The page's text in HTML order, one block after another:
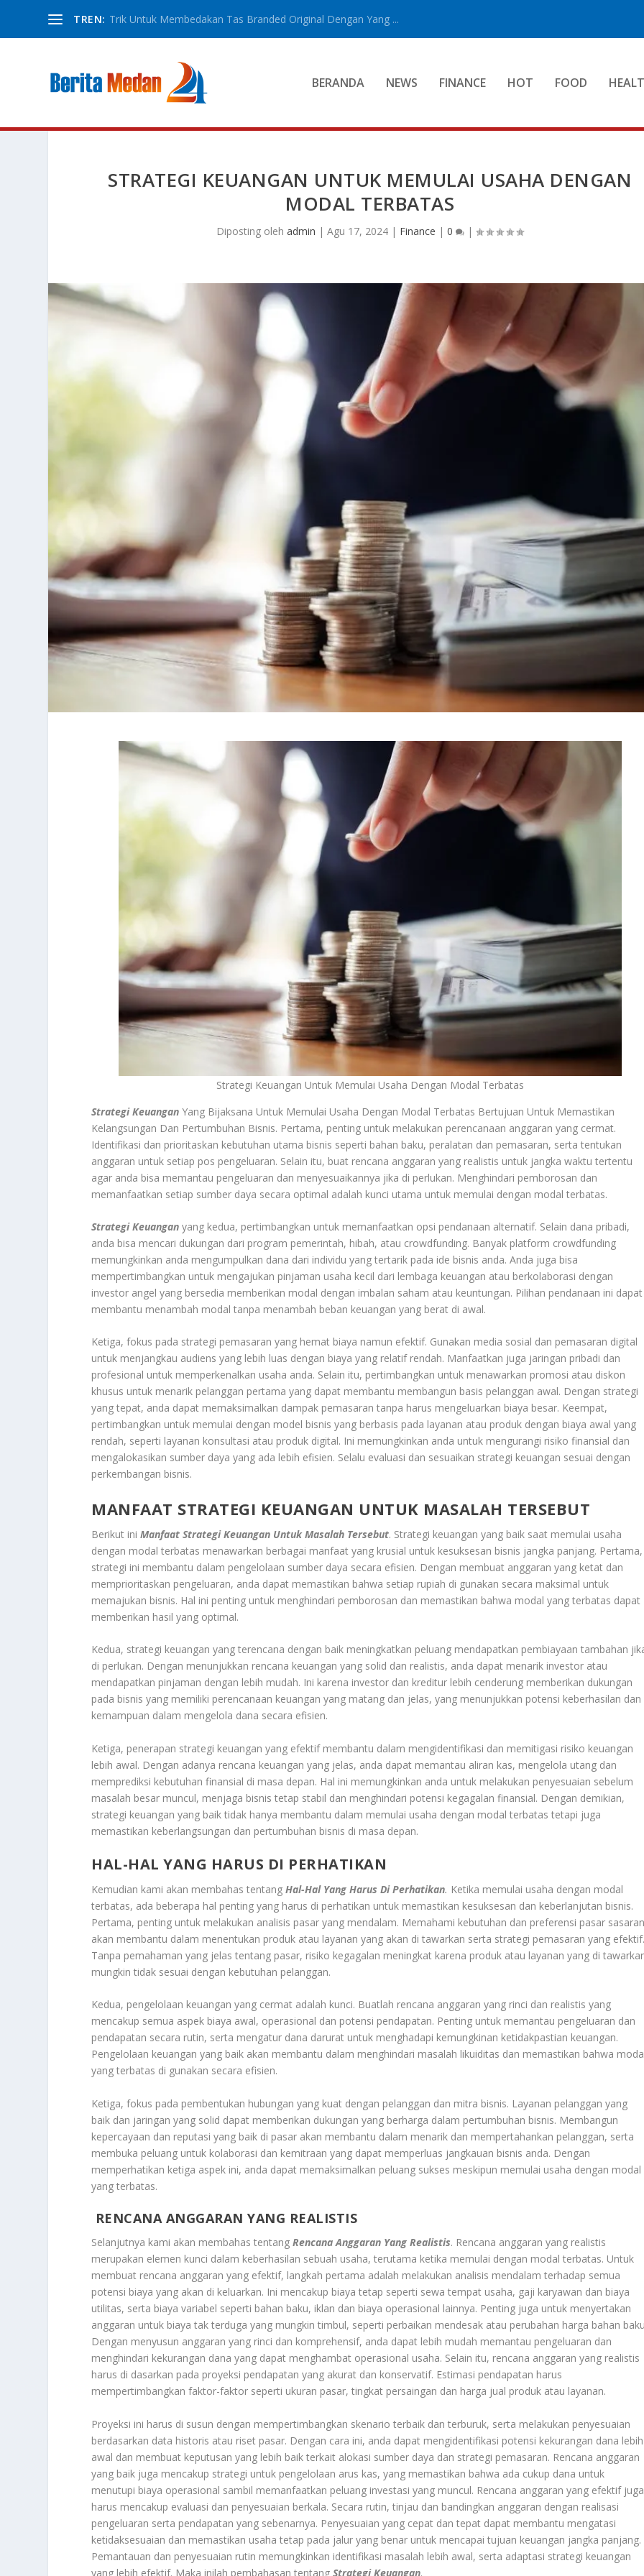
TREN: Trik Untuk Membedakan Tas Branded Original Dengan Yang ...
BERANDA NEWS FINANCE HOT FOOD
STRATEGI KEUANGAN UNTUK MEMULAI USAHA DENGAN
MODAL TERBATAS
Diposting olehadmin |Agu 17, 2024 | Finance |0 |
Strategi Keuangan Untuk Memulai Usaha Dengan Modal Terbatas
Strategi Keuangan Yang Bijaksana Untuk Memulai Usaha Dengan Modal Terbatas Bertujuan Untuk Memastikan
Kelangsungan Dan Pertumbuhan Bisnis. Pertama, penting untuk melakukan perencanaan anggaran yang cermat.
Identifikasi dan prioritaskan kebutuhan utama bisnis seperti bahan baku, peralatan dan pemasaran, serta tentukan
anggaran untuk setiap pos pengeluaran. Selain itu, buat rencana anggaran yang realistis untuk jangka waktu tertentu
agar anda bisa memantau pengeluaran dan menyesuaikannya jika di perlukan. Menghindari pemborosan dan
memanfaatkan setiap sumber daya secara optimal adalah kunci utama untuk memulai dengan modal terbatas.
Strategi Keuangan yang kedua, pertimbangkan untuk memanfaatkan opsi pendanaan alternatif. Selain dana pribadi,
anda bisa mencari dukungan dari program pemerintah, hibah, atau crowdfunding. Banyak platform crowdfunding
memungkinkan anda mengumpulkan dana dari individu yang tertarik pada ide bisnis anda. Anda juga bisa
mempertimbangkan untuk mengajukan pinjaman usaha kecil dari lembaga keuangan atau berkolaborasi dengan
investor angel yang bersedia memberikan modal dengan imbalan saham atau keuntungan. Pilihan pendanaan ini dapat
membantu menambah modal tanpa menambah beban keuangan yang berat di awal.
Ketiga, fokus pada strategi pemasaran yang hemat biaya namun efektif. Gunakan media sosial dan pemasaran digital
untuk menjangkau audiens yang lebih luas dengan biaya yang relatif rendah. Manfaatkan juga jaringan pribadi dan
profesional untuk memperkenalkan usaha anda. Selain itu, pertimbangkan untuk menawarkan promosi atau diskon
khusus untuk menarik pelanggan pertama yang dapat membantu membangun basis pelanggan awal. Dengan strategi
yang tepat, anda dapat memaksimalkan dampak pemasaran tanpa harus mengeluarkan biaya besar. Keempat,
pertimbangkan untuk memulai dengan model bisnis yang berbasis pada layanan atau produk dengan biaya awal yang
rendah, seperti layanan konsultasi atau produk digital. Ini memungkinkan anda untuk mengurangi risiko finansial dan
mengalokasikan sumber daya yang ada lebih efisien. Selalu evaluasi dan sesuaikan strategi keuangan sesuai dengan
perkembangan bisnis.
MANFAAT STRATEGI KEUANGAN UNTUK MASALAH TERSEBUT
Berikut iniManfaat Strategi Keuangan Untuk Masalah Tersebut. Strategi keuangan yang baik saat memulai usaha
dengan modal terbatas menawarkan berbagai manfaat yang krusial untuk kesuksesan bisnis jangka panjang. Pertama,
strategi ini membantu dalam pengelolaan sumber daya secara efisien. Dengan membuat anggaran yang ketat dan
memprioritaskan pengeluaran, anda dapat memastikan bahwa setiap rupiah di gunakan secara maksimal untuk
memajukan bisnis. Hal ini penting untuk menghindari pemborosan dan memastikan bahwa modal yang terbatas dapat
memberikan hasil yang optimal.
Kedua, strategi keuangan yang terencana dengan baik meningkatkan peluang mendapatkan pembiayaan tambahan
di perlukan. Dengan menunjukkan rencana keuangan yang solid dan realistis, anda dapat menarik investor atau
mendapatkan pinjaman dengan lebih mudah. Ini karena investor dan kreditur lebih cenderung memberikan dukungan
pada bisnis yang memiliki perencanaan keuangan yang matang dan jelas, yang menunjukkan potensi keberhasilan dan
kemampuan dalam mengelola dana secara efisien.
Ketiga, penerapan strategi keuangan yang efektif membantu dalam mengidentifikasi dan memitigasi risiko keuangan
lebih awal. Dengan adanya rencana keuangan yang jelas, anda dapat memantau aliran kas, mengelola utang dan
memprediksi kebutuhan finansial di masa depan. Hal ini memungkinkan anda untuk melakukan penyesuaian sebelum
masalah besar muncul, menjaga bisnis tetap stabil dan menghindari potensi kegagalan finansial. Dengan demikian,
strategi keuangan yang baik tidak hanya membantu dalam memulai usaha dengan modal terbatas tetapi juga
memastikan keberlangsungan dan pertumbuhan bisnis di masa depan.
HAL-HAL YANG HARUS DI PERHATIKAN
Kemudian kami akan membahas tentangHal-Hal Yang Harus Di Perhatikan. Ketika memulai usaha dengan modal
terbatas, ada beberapa hal penting yang harus di perhatikan untuk memastikan kesuksesan dan keberlanjutan bisnis.
Pertama, penting untuk melakukan analisis pasar yang mendalam. Memahami kebutuhan dan preferensi pasar
akan membantu dalam menentukan produk atau layanan yang akan di tawarkan serta strategi pemasaran yang
Tanpa pemahaman yang jelas tentang pasar, risiko kegagalan meningkat karena produk atau layanan yang di
mungkin tidak sesuai dengan kebutuhan pelanggan.
Kedua, pengelolaan keuangan yang cermat adalah kunci. Buatlah rencana anggaran yang rinci dan realistis yang
mencakup semua aspek biaya awal, operasional dan potensi pendapatan. Penting untuk memantau pengeluaran dan
pendapatan secara rutin, serta mengatur dana darurat untuk menghadapi kemungkinan ketidakpastian keuangan.
Pengelolaan keuangan yang baik akan membantu dalam menghindari masalah likuiditas dan memastikan bahwa
yang terbatas di gunakan secara efisien.
Ketiga, fokus pada pembentukan hubungan yang kuat dengan pelanggan dan mitra bisnis. Layanan pelanggan yang
baik dan jaringan yang solid dapat memberikan dukungan yang berharga dalam pertumbuhan bisnis. Membangun
kepercayaan dan reputasi yang baik di pasar akan membantu dalam menarik dan mempertahankan pelanggan, serta
membuka peluang untuk kolaborasi dan kemitraan yang dapat memperluas jangkauan bisnis anda. Dengan
memperhatikan ketiga aspek ini, anda dapat memaksimalkan peluang sukses meskipun memulai usaha dengan modal
yang terbatas.
RENCANA ANGGARAN YANG REALISTIS
Selanjutnya kami akan membahas tentangRencana Anggaran Yang Realistis. Rencana anggaran yang realistis
merupakan elemen kunci dalam keberhasilan sebuah usaha, terutama ketika memulai dengan modal terbatas. Untuk
membuat rencana anggaran yang efektif, langkah pertama adalah melakukan analisis mendalam terhadap semua
potensi biaya yang akan di keluarkan. Ini mencakup biaya tetap seperti sewa tempat usaha, gaji karyawan dan biaya
utilitas, serta biaya variabel seperti bahan baku, iklan dan biaya operasional lainnya. Penting juga untuk menyertakan
anggaran untuk biaya tak terduga yang mungkin timbul, seperti perbaikan mendesak atau perubahan harga bahan
Dengan menyusun anggaran yang rinci dan komprehensif, anda dapat lebih mudah memantau pengeluaran dan
menghindari kekurangan dana yang dapat menghambat operasional usaha. Selain itu, rencana anggaran yang realistis
harus di dasarkan pada proyeksi pendapatan yang akurat dan konservatif. Estimasi pendapatan harus
mempertimbangkan faktor-faktor seperti ukuran pasar, tingkat persaingan dan harga jual produk atau layanan.
Proyeksi ini harus di susun dengan mempertimbangkan skenario terbaik dan terburuk, serta melakukan penyesuaian
berdasarkan data historis atau riset pasar. Dengan cara ini, anda dapat mengidentifikasi potensi kekurangan dana lebih
awal dan membuat keputusan yang lebih baik terkait alokasi sumber daya dan strategi pemasaran. Rencana anggaran
yang baik juga mencakup strategi untuk pengelolaan arus kas, yang memastikan bahwa ada cukup dana untuk
menutupi biaya operasional sambil memanfaatkan peluang investasi yang muncul. Rencana anggaran yang efektif juga
harus mencakup evaluasi dan penyesuaian berkala. Secara rutin, tinjau dan bandingkan anggaran dengan realisasi
pengeluaran serta pendapatan yang sebenarnya. Penyesuaian yang cepat dan tepat dapat membantu mengatasi
ketidaksesuaian dan memastikan usaha tetap pada jalur yang benar untuk mencapai tujuan keuangan jangka panjang.
Pemantauan dan penyesuaian rutin memungkinkan identifikasi masalah lebih awal, serta adaptasi strategi keuangan
yang lebih efektif. Maka inilah pembahasan tentangStrategi Keuangan.